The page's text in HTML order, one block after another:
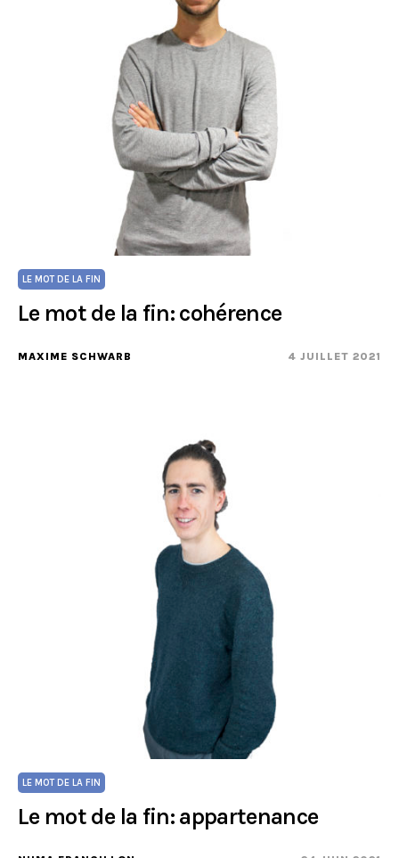
LE MOT DE LA FIN
Le mot de la fin: cohérence
MAXIME SCHWARB 4 JUILLET 2021
LE MOT DE LA FIN
Le mot de la fin: appartenance